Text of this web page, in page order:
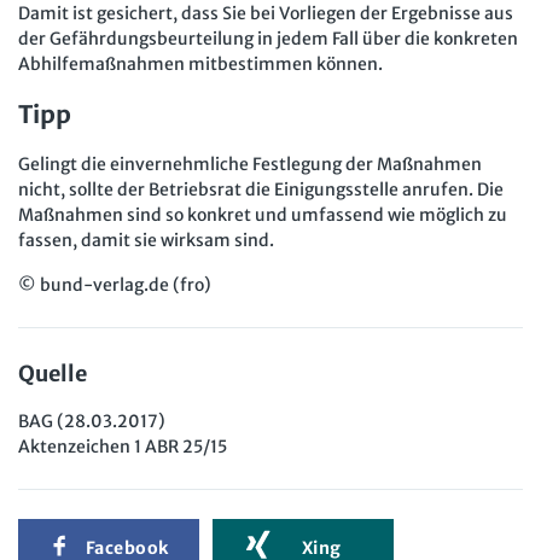
Damit ist gesichert, dass Sie bei Vorliegen der Ergebnisse aus
der Gefährdungsbeurteilung in jedem Fall über die konkreten
Abhilfemaßnahmen mitbestimmen können.
Tipp
Gelingt die einvernehmliche Festlegung der Maßnahmen
nicht, sollte der Betriebsrat die Einigungsstelle anrufen. Die
Maßnahmen sind so konkret und umfassend wie möglich zu
fassen, damit sie wirksam sind.
© bund-verlag.de (fro)
Quelle
BAG (28.03.2017)
Aktenzeichen 1 ABR 25/15
Facebook Xing